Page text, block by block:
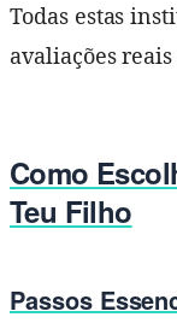
Todas estas
avaliações
Como
Teu Filho
Passos